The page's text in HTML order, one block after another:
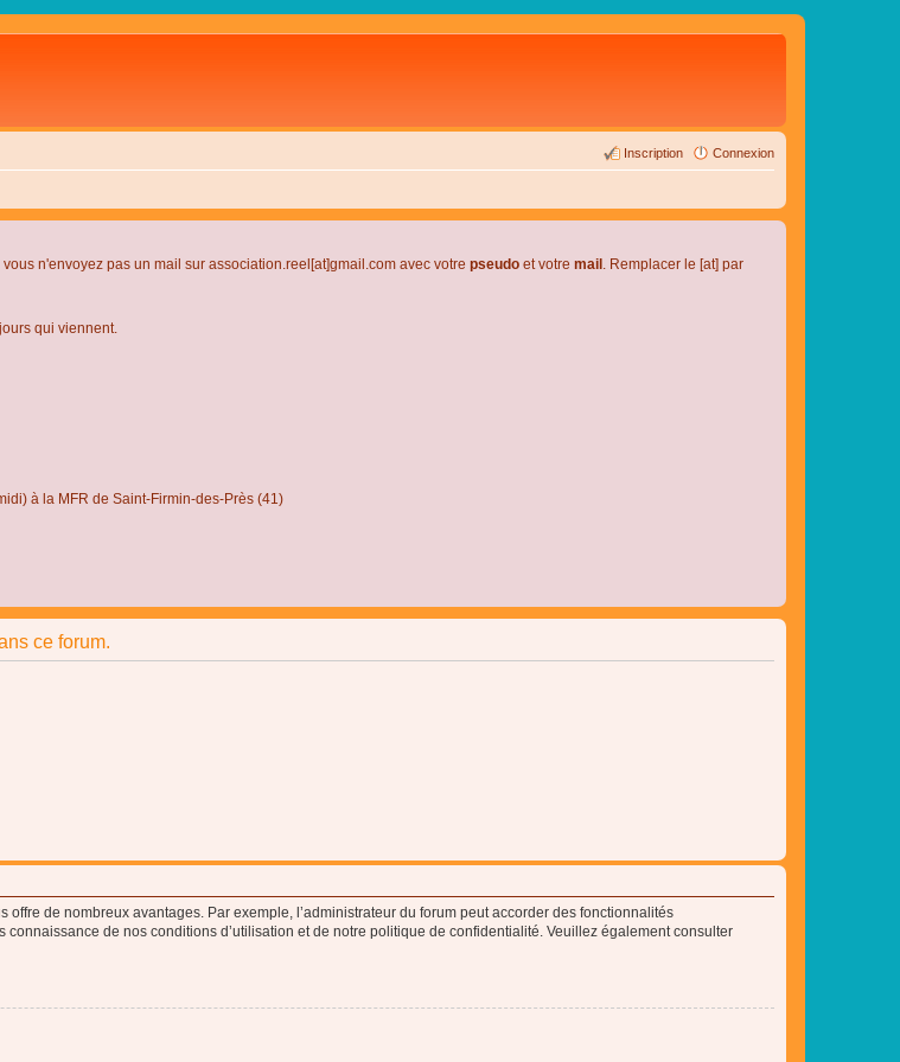
Connexion
Inscription
vous n'envoyez pas un mail sur association.reel[at]gmail.com avec votre pseudo et votre mail . Remplacer le [at] par
qui viennent.
à la MFR de Saint-Firmin-des-Près (41)
ce forum.
de nombreux avantages. Par exemple, l’administrateur du forum peut accorder des fonctionnalités
de nos conditions d’utilisation et de notre politique de confidentialité. Veuillez également consulter